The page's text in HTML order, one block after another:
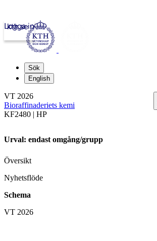
kth.se
Logga in
Sök
English
VT 2026
Bioraffinaderiets kemi
KF2480 | HP
Urval: endast omgång/grupp
Översikt
Nyhetsflöde
Schema
VT 2026